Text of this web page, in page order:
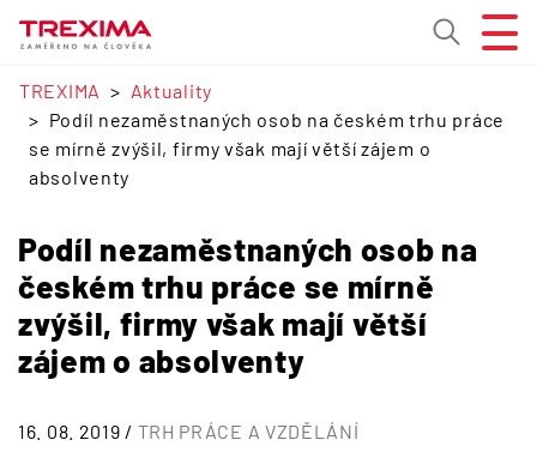
TREXIMA
Aktuality
Podíl nezaměstnaných osob na českém trhu práce
se mírně zvýšil, firmy však mají větší zájem o
absolventy
Podíl nezaměstnaných osob na
českém trhu práce se mírně
zvýšil, firmy však mají větší
zájem o absolventy
16. 08. 2019 / TRH PRÁCE A VZDĚLÁNÍ